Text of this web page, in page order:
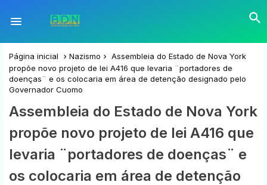
Página inicial Nazismo
Assembleia do Estado de Nova York
propõe novo projeto de lei A416 que levaria ¨portadores de
doenças¨ e os colocaria em área de detenção designado pelo
Governador Cuomo
Assembleia do Estado de Nova York
propõe novo projeto de lei A416 que
levaria ¨portadores de doenças¨ e
os colocaria em área de detenção